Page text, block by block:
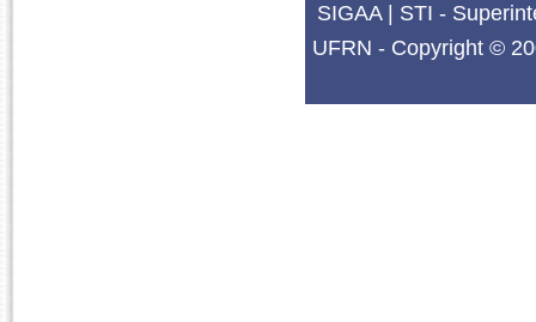
SIGAA | STI -
UFRN - Copyright ©